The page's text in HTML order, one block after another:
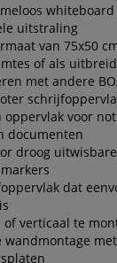
whiteboard
uitstraling
van 75x50
of als
met andere
voor
documenten
droog uitwisbare
dat
of verticaal te
wandmontage